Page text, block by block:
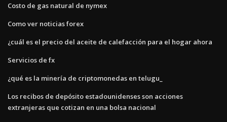
Costo de gas natural de nymex
Como ver noticias forex
¿cuál es el precio del aceite de calefacción para el hogar ahora
Servicios de fx
¿qué es la minería de criptomonedas en telugu_
Los recibos de depósito estadounidenses son acciones
extranjeras que cotizan en una bolsa nacional